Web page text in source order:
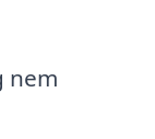
nem